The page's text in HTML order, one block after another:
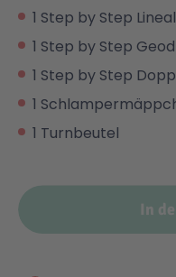
1 Step by Step Lineal
1 Step by Step
1 Step by Step
1
1 Turnbeutel
In